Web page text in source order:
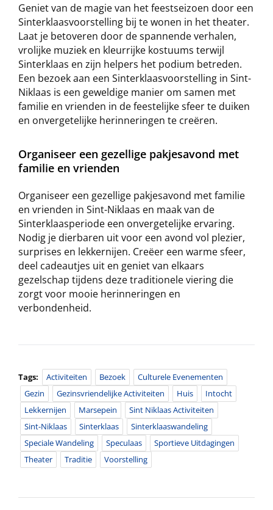
Geniet van de magie van het feestseizoen door een
Sinterklaasvoorstelling bij te wonen in het theater.
Laat je betoveren door de spannende verhalen,
vrolijke muziek en kleurrijke kostuums terwijl
Sinterklaas en zijn helpers het podium betreden.
Een bezoek aan een Sinterklaasvoorstelling in Sint-
Niklaas is een geweldige manier om samen met
familie en vrienden in de feestelijke sfeer te duiken
en onvergetelijke herinneringen te creëren.
Organiseer een gezellige pakjesavond met
familie en vrienden
Organiseer een gezellige pakjesavond met familie
en vrienden in Sint-Niklaas en maak van de
Sinterklaasperiode een onvergetelijke ervaring.
Nodig je dierbaren uit voor een avond vol plezier,
surprises en lekkernijen. Creëer een warme sfeer,
deel cadeautjes uit en geniet van elkaars
gezelschap tijdens deze traditionele viering die
zorgt voor mooie herinneringen en
verbondenheid.
Tags: Activiteiten Bezoek
Culturele Evenementen
Gezin
Gezinsvriendelijke Activiteiten Huis
Intocht
Lekkernijen
Marsepein
Sint Niklaas Activiteiten
Sint-Niklaas
Sinterklaas
Sinterklaaswandeling
Speciale Wandeling
Speculaas
Sportieve Uitdagingen
Theater
Traditie Voorstelling